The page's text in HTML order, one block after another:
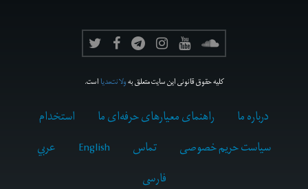
کلیه حقوق قانونی این سایت متعلق بهولانت‌مدیااست.
درباره ما راهنمای معیارهای حرفه‌ای ما
استخدام
سیاست حریم خصوصی
تماس English
عربي
فارسى